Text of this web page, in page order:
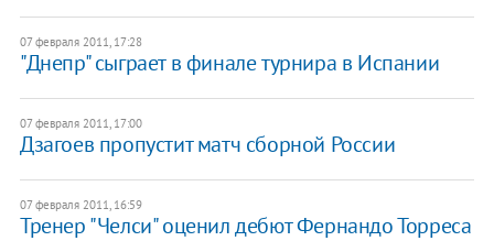
07 февраля 2011, 17:28
"Днепр" сыграет в финале турнира в Испании
07 февраля 2011, 17:00
Дзагоев пропустит матч сборной России
07 февраля 2011, 16:59
Тренер "Челси" оценил дебют Фернандо Торреса